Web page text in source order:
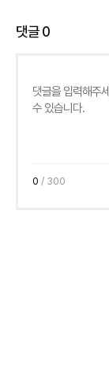
댓글0
0 / 300